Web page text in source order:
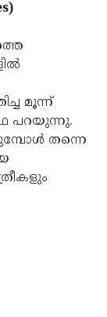
മൂന്ന്
പറയുന്നു.
തന്നെ